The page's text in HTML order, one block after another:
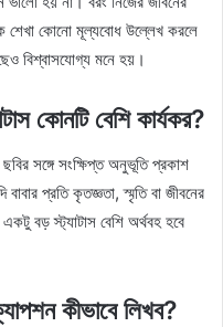
শেখা কোনো মূল্যবোধ উল্লেখ করলে
বিশ্বাসযোগ্য মনে হয়।
কোনটি বেশি কার্যকর?
সঙ্গে সংক্ষিপ্ত অনুভূতি প্রকাশ
প্রতি কৃতজ্ঞতা, স্মৃতি বা জীবনের
বড় স্ট্যাটাস বেশি অর্থবহ হবে
কীভাবে লিখব?